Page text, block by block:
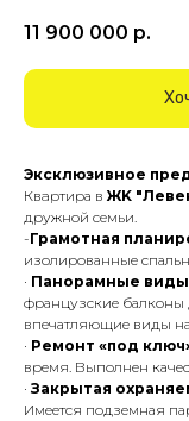
11 900 000 р.
Эксклюзивное
Квapтира в ЖK
дружной семьи.
-Грамотная
изолированные
· Панорамные
французские
впечатляющие виды
· Ремонт «под
время. Выполнен
· Закрытая
Имеется подземная